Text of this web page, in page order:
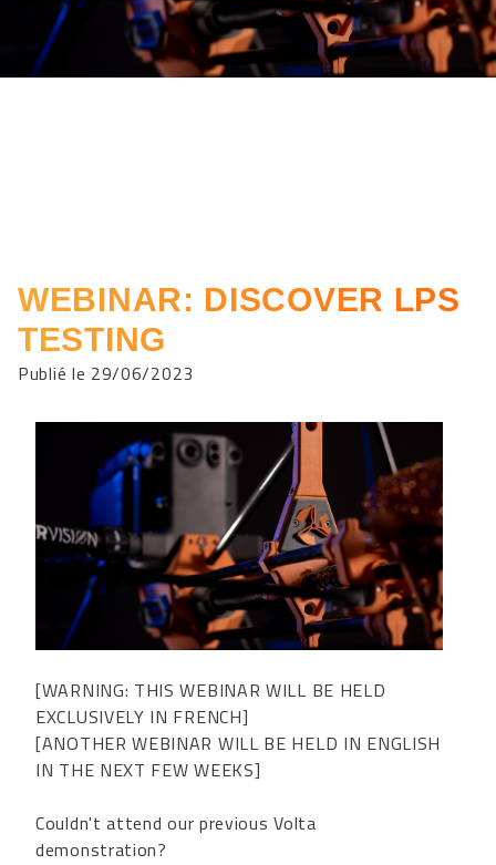
WEBINAR: DISCOVER LPS
TESTING
Publié le 29/06/2023
[WARNING: THIS WEBINAR WILL BE HELD
EXCLUSIVELY IN FRENCH]
[ANOTHER WEBINAR WILL BE HELD IN ENGLISH
IN THE NEXT FEW WEEKS]
Couldn't attend our previous Volta
demonstration?